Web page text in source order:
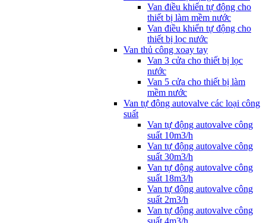
Van điều khiển tự động cho
thiết bị làm mềm nước
Van điều khiển tự động cho
thiết bị lọc nước
Van thủ công xoay tay
Van 3 cửa cho thiết bị lọc
nước
Van 5 cửa cho thiết bị làm
mềm nước
Van tự động autovalve các loại công
suất
Van tự động autovalve công
suất 10m3/h
Van tự động autovalve công
suất 30m3/h
Van tự động autovalve công
suất 18m3/h
Van tự động autovalve công
suất 2m3/h
Van tự động autovalve công
suất 4m3/h